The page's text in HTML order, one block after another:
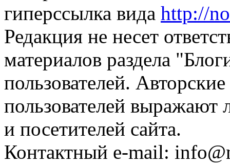
гиперссылка вида http://
Редакция не несет
материалов раздела
пользователей.
пользователей выражают
и посетителей сайта.
Контактный e-mail: